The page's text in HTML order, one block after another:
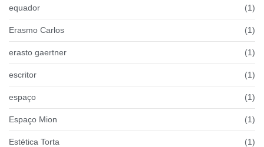
equador (1)
Erasmo Carlos (1)
erasto gaertner (1)
escritor (1)
espaço (1)
Espaço Mion (1)
Estética Torta (1)